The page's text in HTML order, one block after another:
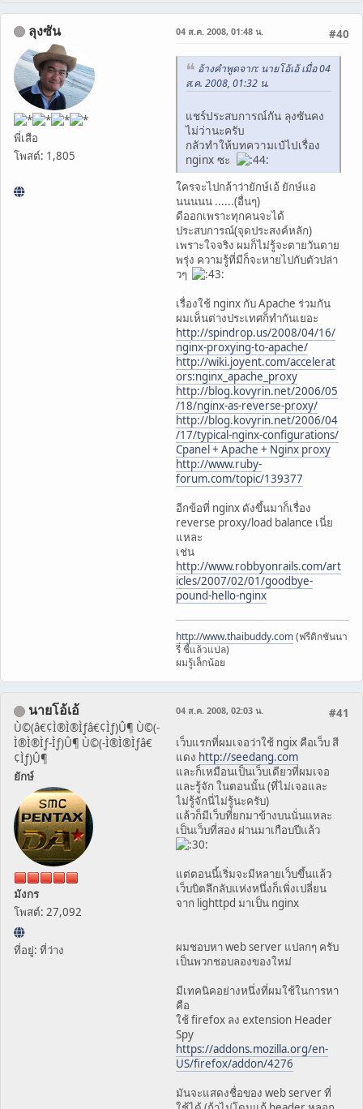
ลุงซัน
พี่เสือ
โพสต์: 1,805
#40
04 ส.ค. 2008, 01:48 น.
อ้างคำพูดจาก: นายโอ้เอ้ เมื่อ 04
ส.ค. 2008, 01:32 น.
แชร์ประสบการณ์กัน ลุงซันคง
ไม่ว่านะครับ
กลัวทำให้บทความเป๋ไปเรื่อง
nginx ซะ
ใครจะไปกล้าว่ายักษ์เอ้ ยักษ์แอ
นนนนน ......(อื่นๆ)
ดีออกเพราะทุกคนจะได้
ประสบการณ์(จุดประสงค์หลัก)
เพราะใจจริง ผมก็ไม่รู้จะตายวันตาย
พรุ่ง ความรู้ที่มีก็จะหายไปกับตัวปล่า
วๆ
เรื่องใช้ nginx กับ Apache ร่วมกัน
ผมเห็นต่างประเทศก็ทำกันเยอะ
http://spindrop.us/2008/04/16/
nginx-proxying-to-apache/
http://wiki.joyent.com/accelerat
ors:nginx_apache_proxy
http://blog.kovyrin.net/2006/05
/18/nginx-as-reverse-proxy/
http://blog.kovyrin.net/2006/04
/17/typical-nginx-configurations/
Cpanel + Apache + Nginx proxy
http://www.ruby-
forum.com/topic/139377
อีกข้อที่ nginx ดังขึ้นมาก็เรื่อง
reverse proxy/load balance เนี่ย
แหละ
เช่น
http://www.robbyonrails.com/art
icles/2007/02/01/goodbye-
pound-hello-nginx
http://www.thaibuddy.com(ฟรีดิกชันนา
รี่ ชี้แล้วแปล)
ผมรู้เล็กน้อย
นายโอ้เอ้
Ù©(â€¢Ì®Ì®Ìƒâ€¢Ìƒ)Û¶ Ù©(-
Ì®Ì®Ìƒ-Ìƒ)Û¶ Ù©(-Ì®Ì®Ìƒâ€
¢Ìƒ)Û¶
ยักษ์
มังกร
โพสต์: 27,092
ที่อยู่: ที่ว่าง
#41
04 ส.ค. 2008, 02:03 น.
เว็บแรกที่ผมเจอว่าใช้ ngix คือเว็บ สี
แดง http://seedang.com
และก็เหมือนเป็นเว็บเดียวที่ผมเจอ
และรู้จัก ในตอนนั้น (ที่ไม่เจอและ
ไม่รู้จักนี่ไม่รู้นะครับ)
แล้วก็มีเว็บที่ยกมาข้างบนนั่นแหละ
เป็นเว็บที่สอง ผ่านมาเกือบปีแล้ว
แต่ตอนนี้เริ่มจะมีหลายเว็บขึ้นแล้ว
เว็บบิตลึกลับแห่งหนึ่งก็เพิ่งเปลี่ยน
จาก lighttpd มาเป็น nginx
ผมชอบหา web server แปลกๆ ครับ
เป็นพวกชอบลองของใหม่
มีเทคนิคอย่างหนึ่งที่ผมใช้ในการหา
คือ
ใช้ firefox ลง extension Header
Spy
https://addons.mozilla.org/en-
US/firefox/addon/4276
มันจะแสดงชื่อของ web server ที่